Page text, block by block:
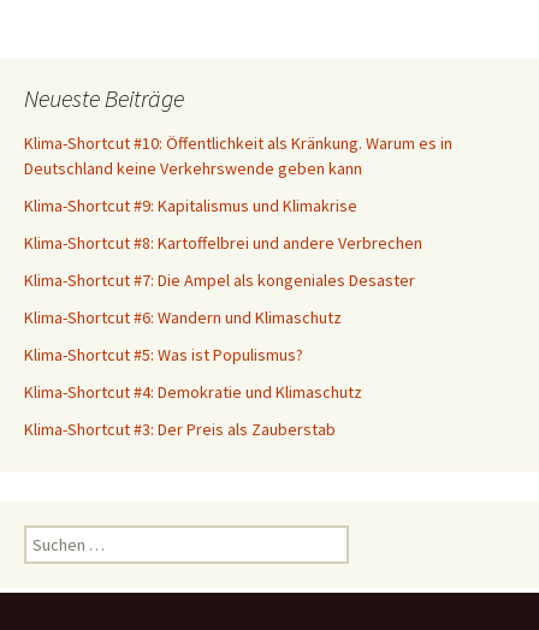
Neueste Beiträge
Klima-Shortcut #10: Öffentlichkeit als Kränkung. Warum es in
Deutschland keine Verkehrswende geben kann
Klima-Shortcut #9: Kapitalismus und Klimakrise
Klima-Shortcut #8: Kartoffelbrei und andere Verbrechen
Klima-Shortcut #7: Die Ampel als kongeniales Desaster
Klima-Shortcut #6: Wandern und Klimaschutz
Klima-Shortcut #5: Was ist Populismus?
Klima-Shortcut #4: Demokratie und Klimaschutz
Klima-Shortcut #3: Der Preis als Zauberstab
u
c